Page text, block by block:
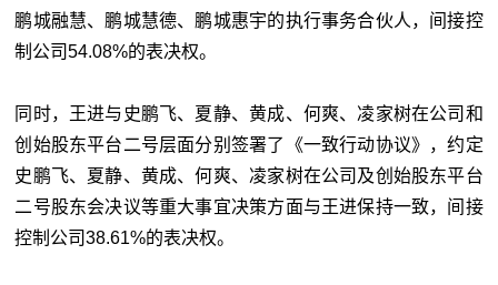
鹏城融慧、鹏城慧德、鹏城惠宇的执行事务合伙人，间接控
制公司54.08%的表决权。
同时，王进与史鹏飞、夏静、黄成、何爽、凌家树在公司和
创始股东平台二号层面分别签署了《一致行动协议》，约定
史鹏飞、夏静、黄成、何爽、凌家树在公司及创始股东平台
二号股东会决议等重大事宜决策方面与王进保持一致，间接
控制公司38.61%的表决权。